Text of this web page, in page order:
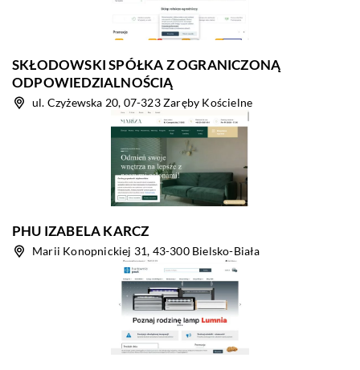
SKŁODOWSKI SPÓŁKA Z OGRANICZONĄ
ODPOWIEDZIALNOŚCIĄ
ul. Czyżewska 20, 07-323 Zaręby Kościelne
PHU IZABELA KARCZ
Marii Konopnickiej 31, 43-300 Bielsko-Biała